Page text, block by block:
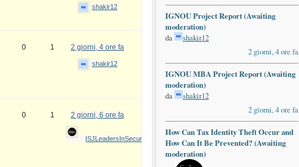
shakir12
0 1 2 giorni, 4 ore fa
shakir12
0 1 2 giorni, 6 ore fa
ISJLeadersInSecurityAwards
IGNOU Project Report (Awaiting
moderation)
da
shakir12
2 giorni, 4 ore fa
IGNOU MBA Project Report (Awaiting
moderation)
da
shakir12
2 giorni, 4 ore fa
How Can Tax Identity Theft Occur and
How Can It Be Prevented? (Awaiting
moderation)